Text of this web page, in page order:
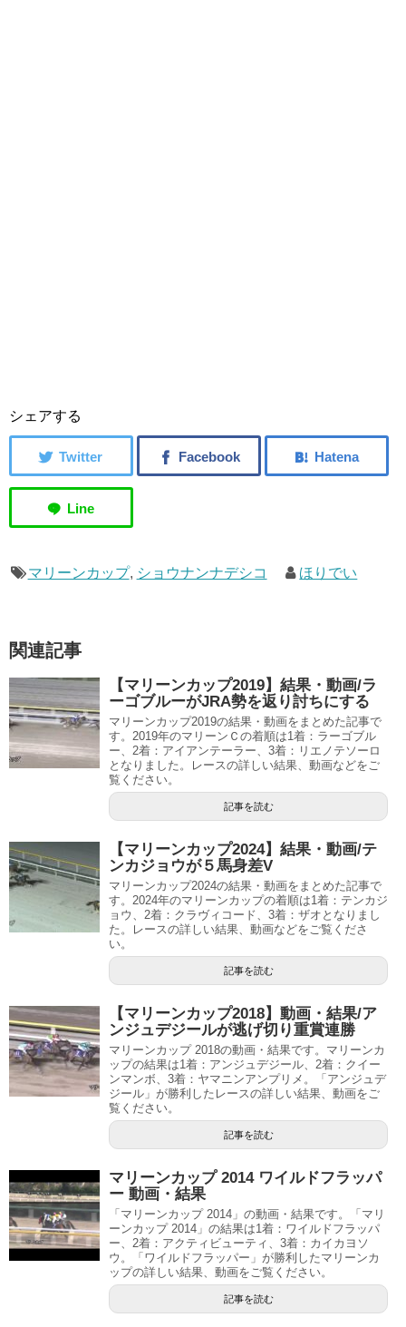
シェアする
マリーンカップ, ショウナンナデシコ ほりでい
関連記事
【マリーンカップ2019】結果・動画/ラ
ーゴブルーがJRA勢を返り討ちにする
マリーンカップ2019の結果・動画をまとめた記事で
す。2019年のマリーンＣの着順は1着：ラーゴブル
ー、2着：アイアンテーラー、3着：リエノテソーロ
となりました。レースの詳しい結果、動画などをご
覧ください。
記事を読む
【マリーンカップ2024】結果・動画/テ
ンカジョウが５馬身差V
マリーンカップ2024の結果・動画をまとめた記事で
す。2024年のマリーンカップの着順は1着：テンカジ
ョウ、2着：クラヴィコード、3着：ザオとなりまし
た。レースの詳しい結果、動画などをご覧くださ
い。
記事を読む
【マリーンカップ2018】動画・結果/ア
ンジュデジールが逃げ切り重賞連勝
マリーンカップ 2018の動画・結果です。マリーンカ
ップの結果は1着：アンジュデジール、2着：クイー
ンマンボ、3着：ヤマニンアンプリメ。「アンジュデ
ジール」が勝利したレースの詳しい結果、動画をご
覧ください。
記事を読む
マリーンカップ 2014 ワイルドフラッパ
ー 動画・結果
「マリーンカップ 2014」の動画・結果です。「マリ
ーンカップ 2014」の結果は1着：ワイルドフラッパ
ー、2着：アクティビューティ、3着：カイカヨソ
ウ。「ワイルドフラッパー」が勝利したマリーンカ
ップの詳しい結果、動画をご覧ください。
記事を読む